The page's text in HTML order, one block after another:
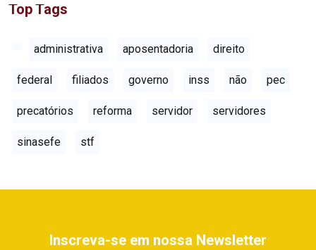
Top Tags
administrativa aposentadoria direito
federal filiados governo inss não pec
precatórios reforma servidor servidores
sinasefe stf
Inscreva-se em nossa Newsletter